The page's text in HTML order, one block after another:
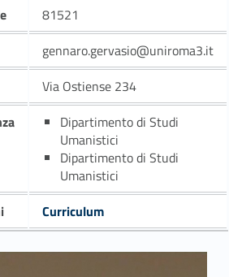
81521
gennaro.gervasio@uniroma3.it
Via Ostiense 234
Dipartimento di Studi
Umanistici
Dipartimento di Studi
Umanistici
Curriculum